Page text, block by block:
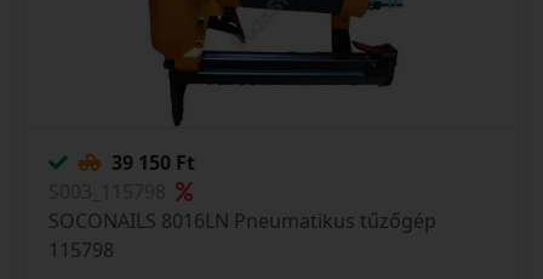
39 150 Ft
SOCONAILS 8016LN Pneumatikus tűzőgép
115798